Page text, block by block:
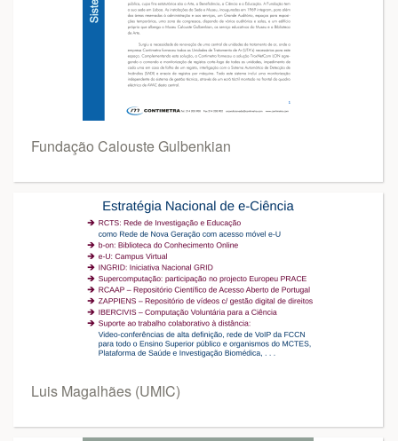
Fundação Calouste Gulbenkian
Luis Magalhães (UMIC)